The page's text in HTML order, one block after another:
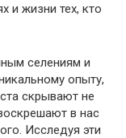
и жизни тех, кто
селениям и
опыту,
скрывают не
в нас
Исследуя эти